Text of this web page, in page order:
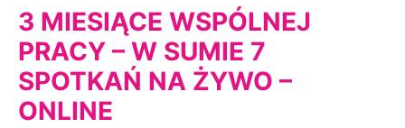
3 MIESIĄCE WSPÓLNEJ
PRACY – W SUMIE 7
SPOTKAŃ NA ŻYWO –
ONLINE